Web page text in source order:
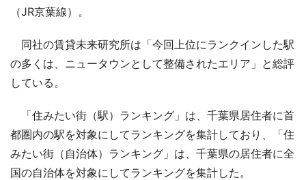
（JR京葉線）。
同社の賃貸未来研究所は「今回上位にランクインした駅
の多くは、ニュータウンとして整備されたエリア」と総評
している。
「住みたい街（駅）ランキング」は、千葉県居住者に首
都圏内の駅を対象にしてランキングを集計しており、「住
みたい街（自治体）ランキング」は、千葉県の居住者に全
国の自治体を対象にしてランキングを集計した。